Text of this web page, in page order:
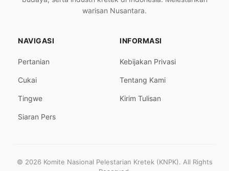
warisan Nusantara.
NAVIGASI
Pertanian
Cukai
Tingwe
Siaran Pers
INFORMASI
Kebijakan Privasi
Tentang Kami
Kirim Tulisan
© 2026 Komite Nasional Pelestarian Kretek (KNPK). All Rights